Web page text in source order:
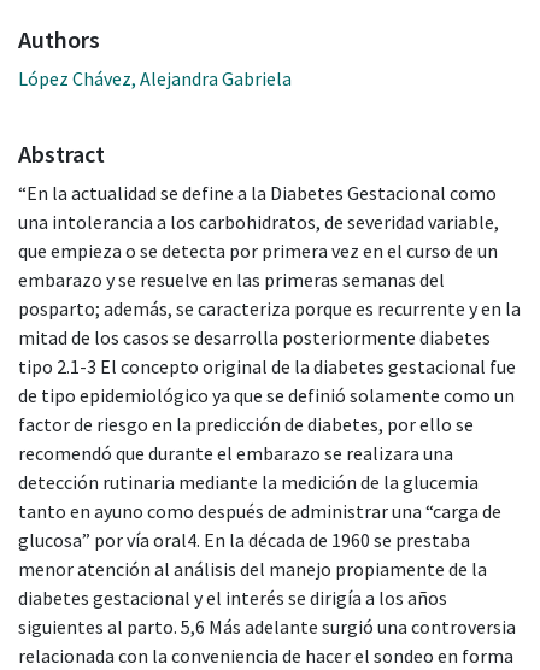
Authors
López Chávez, Alejandra Gabriela
Abstract
“En la actualidad se define a la Diabetes Gestacional como
una intolerancia a los carbohidratos, de severidad variable,
que empieza o se detecta por primera vez en el curso de un
embarazo y se resuelve en las primeras semanas del
posparto; además, se caracteriza porque es recurrente y en la
mitad de los casos se desarrolla posteriormente diabetes
tipo 2.1-3 El concepto original de la diabetes gestacional fue
de tipo epidemiológico ya que se definió solamente como un
factor de riesgo en la predicción de diabetes, por ello se
recomendó que durante el embarazo se realizara una
detección rutinaria mediante la medición de la glucemia
tanto en ayuno como después de administrar una “carga de
glucosa” por vía oral4. En la década de 1960 se prestaba
menor atención al análisis del manejo propiamente de la
diabetes gestacional y el interés se dirigía a los años
siguientes al parto. 5,6 Más adelante surgió una controversia
relacionada con la conveniencia de hacer el sondeo en forma